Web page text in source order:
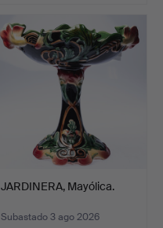
JARDINERA, Mayólica.
Subastado 3 ago 2026